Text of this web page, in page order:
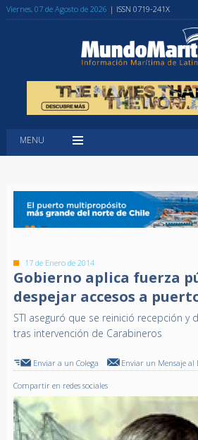
Viernes, 07 de Agosto de 2026 | ISSN 0719-241X
MENU
17 de Enero de 2014
Gobierno aplica fuerza
despejar accesos a
STI aseguró que se reinició recepción y
tras intervención de Carabineros
Enviar a un Colega Enviar un Mensaje al
Compartir en redes sociales